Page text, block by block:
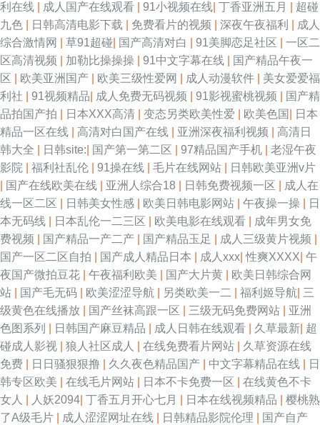
利在线
成人国产在线观看 91小视频在线 丁香亚洲五月
超碰
九色
日韩高清电影下载 免费看片的视频 深夜午夜福利
成人
综合激情网
草91超碰 国产高清对白 91美脚恋足社区
一区二
区高清视频
加勒比操操操 91中文字幕在线
国产精品午夜一
区
欧美亚洲国产 欧美三级性爱网 成人动漫软件
美女爱爱福
利社
91视频精品 成人免费无码视频 91影视蜜桃视频
国产精
品拍国产拍
日本XXX高清 变态另类欧美性爱 欧美色国
日本
精品一区在线
高清对白国产在线 亚洲深夜福利视频
高清日
韩大全
日韩site: 国产第一第二区 97精品国产手机
老湿午夜
影院
福利社乱伦 91操在线 毛片在线网站
日韩欧美亚洲v片
国产在线欧美在线 亚洲人综合18 日韩免费视频一区
成人在
线一区二区
日韩美女性感 欧美日韩电影网站 午夜操一操
日
本无码线
日本乱伦一二三区 欧美电影在线观看
成年男女免
费视频
国产精品一产二产 国产精品玉足 成人三级黄片视频
国产一区二区自拍
国产成人精品日本 成人xxx |性爽XXXX 午
夜国产微拍豆花
午夜福利欧美 国产大片黄
欧美日韩综合网
站
国产毛无码 欧美涩涩导航 另类欧美一二 福利姬导航 三
级黄色在线播放
国产丝袜高跟一区 三级无码免费网站
亚洲
色图系列
日韩国产麻豆精品 成人日韩在线观看 久草最新 超
碰成人影视
狼人社区成人 在线免费看片网站
久草资源在线
免费
日日骚狠狠撸 久久夜色精品国产 中文字幕精品在线
日
韩专区欧美
在线毛片网站 日本不卡免费一区
在线黄色不卡
女人
人妖2094 丁香五月开心七月 日本在线视频精品
樱桃熟
了A级毛片
成人涩涩网址在线 日韩精品影院伦理 国产自产